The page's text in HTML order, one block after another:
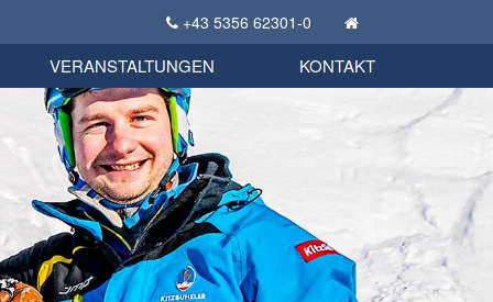
+43 5356 62301-0
KSC Sportgeschichte
Bekleidungsshop
VERANSTALTUNGEN KONTAKT